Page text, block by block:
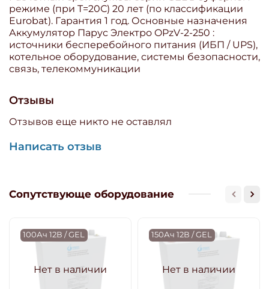
режиме (при T=20С) 20 лет (по классификации
Eurobat). Гарантия 1 год. Основные назначения
Аккумулятор Парус Электро OPzV-2-250 :
источники бесперебойного питания (ИБП / UPS),
котельное оборудование, системы безопасности,
связь, телекоммуникации
Отзывы
Отзывов еще никто не оставлял
Написать отзыв
Сопутствующе оборудование
Нет в наличии
100Ач 12В / GEL
Нет в наличии
150Ач 12В / GEL